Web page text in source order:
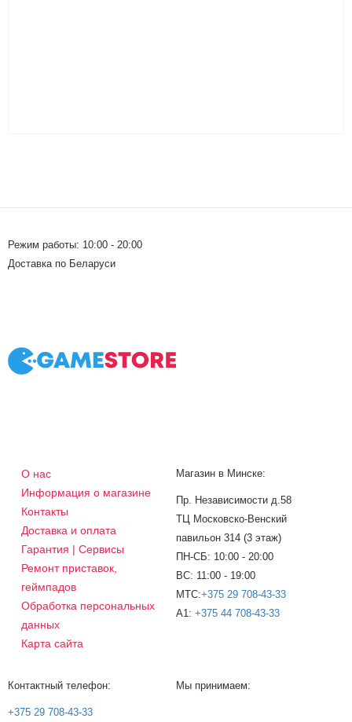
Режим работы: 10:00 - 20:00
Доставка по Беларуси
О нас
Информация о магазине
Контакты
Доставка и оплата
Гарантия | Сервисы
Ремонт приставок,
геймпадов
Обработка персональных
данных
Карта сайта
Магазин в Минске:
Пр. Независимости д.58
ТЦ Московско-Венский
павильон 314 (3 этаж)
ПН-СБ: 10:00 - 20:00
ВС: 11:00 - 19:00
МТС:+375 29 708-43-33
A1: +375 44 708-43-33
Контактный телефон:
+375 29 708-43-33
Мы принимаем: